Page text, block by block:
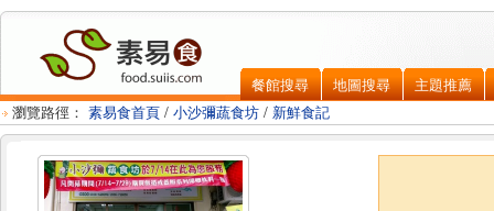
餐館搜尋 地圖搜尋
主題推薦
瀏覽路徑： 素易食首頁 / 小沙彌蔬食坊 / 新鮮食記